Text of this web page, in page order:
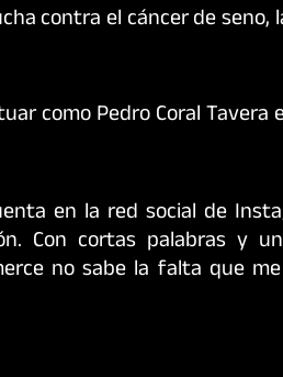
contra el cáncer de
como Pedro Coral Tavera
en la red social de
Con cortas palabras y
no sabe la falta que